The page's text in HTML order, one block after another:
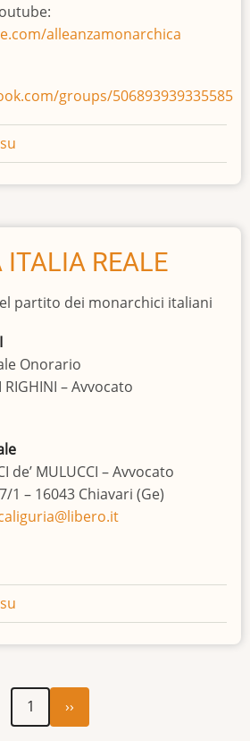
alleanzamonarchica
groups/506893939335585
Nazionali
ITALIA REALE
partito dei monarchici italiani
Onorario
RIGHINI – Avvocato
de’ MULUCCI – Avvocato
1 – 16043 Chiavari (Ge)
ITALIA
REALE
1
successiva
››